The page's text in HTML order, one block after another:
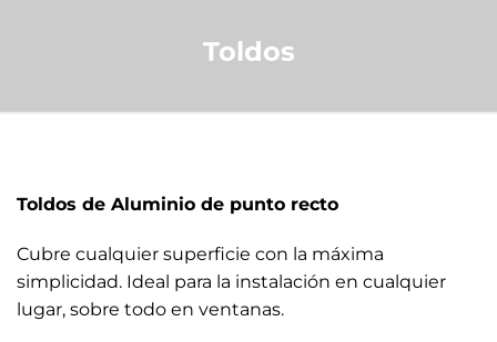
Toldos
Toldos de Aluminio de punto recto
Cubre cualquier superficie con la máxima
simplicidad. Ideal para la instalación en cualquier
lugar, sobre todo en ventanas.